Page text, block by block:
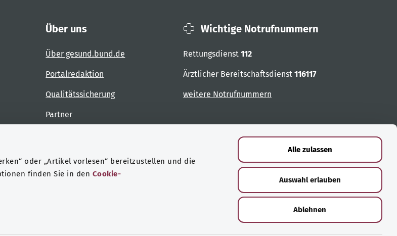
oder „Artikel vorlesen“ bereitzustellen und die
finden Sie in den Cookie-
Alle zulassen
Auswahl erlauben
Ablehnen
Über uns
Über gesund.bund.de
Portalredaktion
Qualitätssicherung
Partner
Wichtige Notrufnummern
Rettungsdienst 112
Ärztlicher Bereitschaftsdienst 116117
weitere Notrufnummern